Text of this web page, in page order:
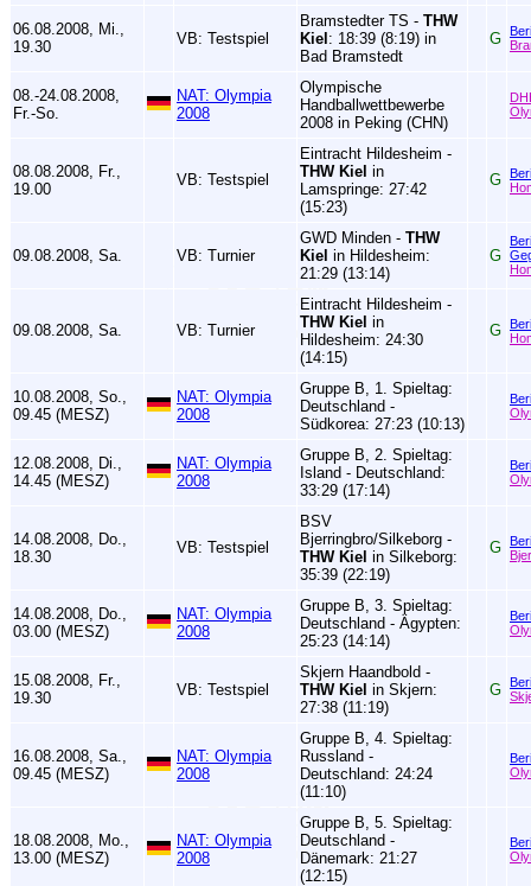
06.08.2008, Mi.,
19.30
VB: Testspiel
Bramstedter TS - THW
Kiel : 18:39 (8:19) in
Bad Bramstedt
G
08.-24.08.2008,
Fr.-So.
NAT: Olympia
2008
Olympische
Handballwettbewerbe
2008 in Peking (CHN)
08.08.2008, Fr.,
19.00
VB: Testspiel
Eintracht Hildesheim -
THW Kiel in
Lamspringe: 27:42
(15:23)
G
09.08.2008, Sa. VB: Turnier
GWD Minden - THW
Kiel in Hildesheim:
21:29 (13:14)
G
09.08.2008, Sa. VB: Turnier
Eintracht Hildesheim -
THW Kiel in
Hildesheim: 24:30
(14:15)
G
10.08.2008, So.,
09.45 (MESZ)
NAT: Olympia
2008
Gruppe B, 1. Spieltag:
Deutschland -
Südkorea: 27:23 (10:13)
12.08.2008, Di.,
14.45 (MESZ)
NAT: Olympia
2008
Gruppe B, 2. Spieltag:
Island - Deutschland:
33:29 (17:14)
14.08.2008, Do.,
18.30
VB: Testspiel
BSV
Bjerringbro/Silkeborg -
THW Kiel in Silkeborg:
35:39 (22:19)
G
14.08.2008, Do.,
03.00 (MESZ)
NAT: Olympia
2008
Gruppe B, 3. Spieltag:
Deutschland - Ägypten:
25:23 (14:14)
15.08.2008, Fr.,
19.30
VB: Testspiel
Skjern Haandbold -
THW Kiel in Skjern:
27:38 (11:19)
G
16.08.2008, Sa.,
09.45 (MESZ)
NAT: Olympia
2008
Gruppe B, 4. Spieltag:
Russland -
Deutschland: 24:24
(11:10)
18.08.2008, Mo.,
13.00 (MESZ)
NAT: Olympia
2008
Gruppe B, 5. Spieltag:
Deutschland -
Dänemark: 21:27
(12:15)